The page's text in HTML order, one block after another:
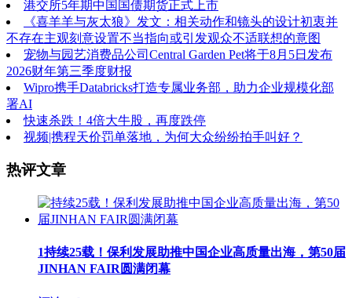
港交所5年期中国国债期货正式上市
《喜羊羊与灰太狼》发文：相关动作和镜头的设计初衷并
不存在主观刻意设置不当指向或引发观众不适联想的意图
宠物与园艺消费品公司Central Garden Pet将于8月5日发布
2026财年第三季度财报
Wipro携手Databricks打造专属业务部，助力企业规模化部
署AI
快速杀跌！4倍大牛股，再度跌停
视频|携程天价罚单落地，为何大众纷纷拍手叫好？
热评文章
1持续25载！保利发展助推中国企业高质量出海，第50届
JINHAN FAIR圆满闭幕